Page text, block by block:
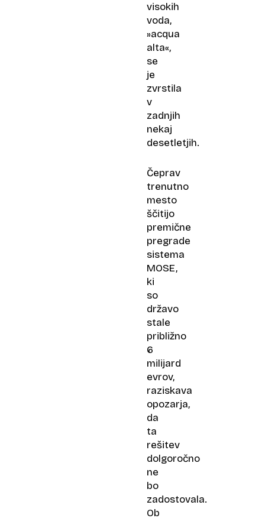
visokih
voda,
»acqua
alta«,
se
je
zvrstila
v
zadnjih
nekaj
desetletjih.
Čeprav
trenutno
mesto
ščitijo
premične
pregrade
sistema
MOSE,
ki
so
državo
stale
približno
6
milijard
evrov,
raziskava
opozarja,
da
ta
rešitev
dolgoročno
ne
bo
zadostovala.
Ob